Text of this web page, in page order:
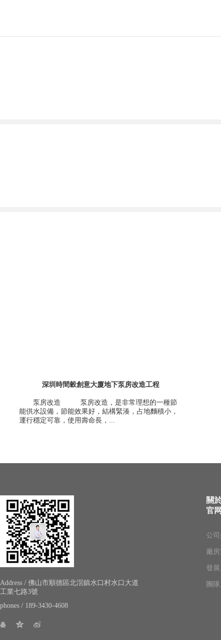
深圳時間穀創意大廈地下泵房改造工程
泵房改造 泵房改造，是非常理想的一種節
能供水設備，節能效果好，結構緊湊，占地麵積小，
運行穩定可靠，使用壽命長，...
Address / 佛山市順德區北滘鎮水口村水口大道
工業七路3號
phones / 189-3430-4608
關
官
公
廠
發
團